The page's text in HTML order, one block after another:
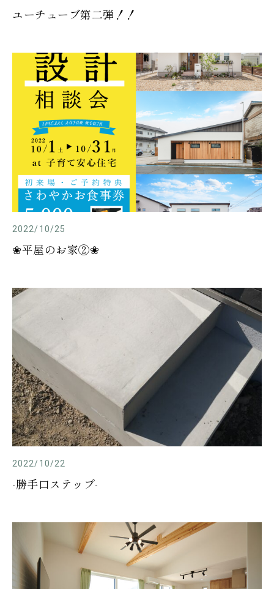
ユーチューブ第二弾！！
2022/10/25
❀平屋のお家②❀
2022/10/22
-勝手口ステップ-